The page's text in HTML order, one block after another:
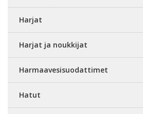
Harjat
Harjat ja noukkijat
Harmaavesisuodattimet
Hatut